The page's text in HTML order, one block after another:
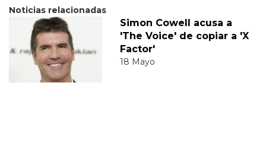
Noticias relacionadas
Simon Cowell acusa a
'The Voice' de copiar a 'X
Factor'
18 Mayo